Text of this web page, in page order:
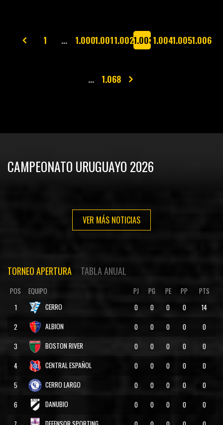
1 … 1.0001.0011.0021.0031.0041.0051.006
… 1.068
CAMPEONATO URUGUAYO 2026
VER MÁS NOTICIAS
TORNEO APERTURA TABLA ANUAL
POS EQUIPO PJ PG PE PP
PTS
1
CERRO 0 0 0 0
14
2
ALBION 0 0 0 0
0
3
BOSTON RIVER 0 0 0 0
0
4
CENTRAL ESPAÑOL 0 0 0 0
0
5
CERRO LARGO 0 0 0 0
0
6
DANUBIO 0 0 0 0
0